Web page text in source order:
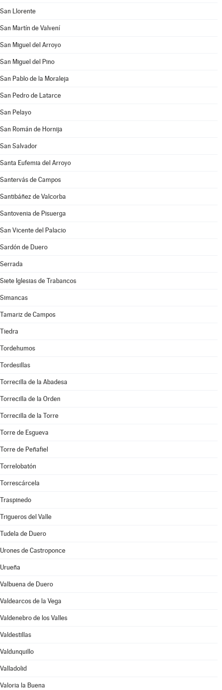
San Llorente
San Martín de Valvení
San Miguel del Arroyo
San Miguel del Pino
San Pablo de la Moraleja
San Pedro de Latarce
San Pelayo
San Román de Hornija
San Salvador
Santa Eufemia del Arroyo
Santervás de Campos
Santibáñez de Valcorba
Santovenia de Pisuerga
San Vicente del Palacio
Sardón de Duero
Serrada
Siete Iglesias de Trabancos
Simancas
Tamariz de Campos
Tiedra
Tordehumos
Tordesillas
Torrecilla de la Abadesa
Torrecilla de la Orden
Torrecilla de la Torre
Torre de Esgueva
Torre de Peñafiel
Torrelobatón
Torrescárcela
Traspinedo
Trigueros del Valle
Tudela de Duero
Urones de Castroponce
Urueña
Valbuena de Duero
Valdearcos de la Vega
Valdenebro de los Valles
Valdestillas
Valdunquillo
Valladolid
Valoria la Buena